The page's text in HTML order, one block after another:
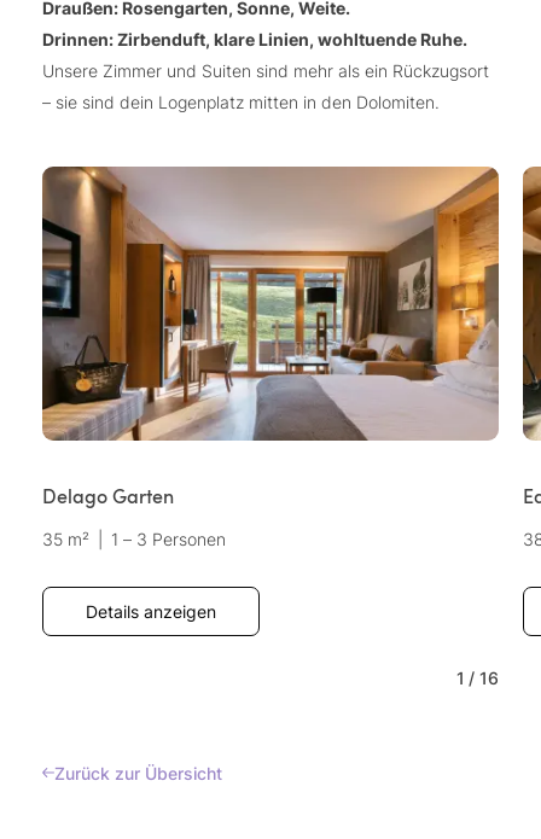
Draußen: Rosengarten, Sonne, Weite.
Drinnen: Zirbenduft, klare Linien, wohltuende Ruhe.
Unsere Zimmer und Suiten sind mehr als ein Rückzugsort
– sie sind dein Logenplatz mitten in den Dolomiten.
Delago Garten
35 m² 1 – 3 Personen
Details anzeigen
1 / 16
Zurück zur Übersicht